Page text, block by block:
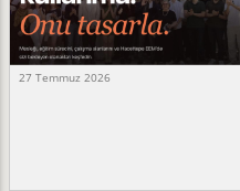
27 Temmuz 2026